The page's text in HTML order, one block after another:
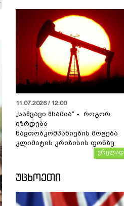
11.07.2026 / 12:00
„საწვავი შხამია“ - როგორ
იზრდება
ნავთობკომპანიების მოგება
კლიმატის კრიზისის ფონზე
ვრცლად
ᲣᲪᲮᲝᲔᲗᲘ